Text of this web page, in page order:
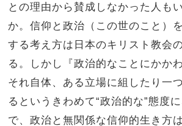
との理由から賛成しなかった人も
か。信仰と政治（この世のこと）
する考え方は日本のキリスト教会
る。しかし『政治的なことにかか
それ自体、ある立場に組したり一
るというきわめて“政治的な”態度
で、政治と無関係な信仰的生き方